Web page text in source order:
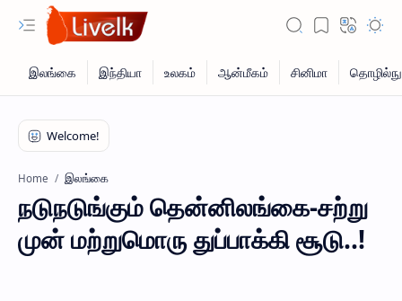
Home இலங்கை
நடுநடுங்கும் தென்னிலங்கை-சற்று
முன் மற்றுமொரு துப்பாக்கி சூடு..!